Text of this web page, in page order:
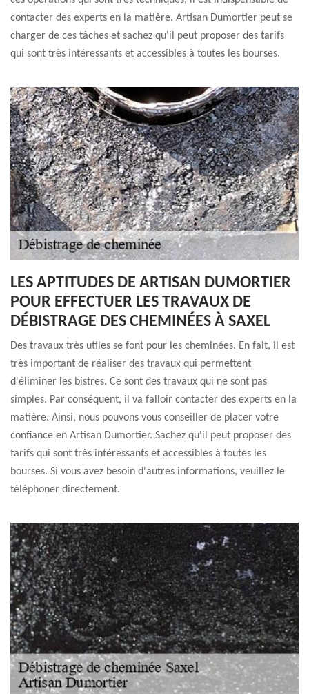
contacter des experts en la matière. Artisan Dumortier peut se
charger de ces tâches et sachez qu'il peut proposer des tarifs
qui sont très intéressants et accessibles à toutes les bourses.
LES APTITUDES DE ARTISAN DUMORTIER
POUR EFFECTUER LES TRAVAUX DE
DÉBISTRAGE DES CHEMINÉES À SAXEL
Des travaux très utiles se font pour les cheminées. En fait, il est
très important de réaliser des travaux qui permettent
d'éliminer les bistres. Ce sont des travaux qui ne sont pas
simples. Par conséquent, il va falloir contacter des experts en la
matière. Ainsi, nous pouvons vous conseiller de placer votre
confiance en Artisan Dumortier. Sachez qu'il peut proposer des
tarifs qui sont très intéressants et accessibles à toutes les
bourses. Si vous avez besoin d'autres informations, veuillez le
téléphoner directement.